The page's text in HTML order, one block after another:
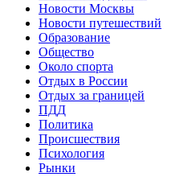
Новости Москвы
Новости путешествий
Образование
Общество
Около спорта
Отдых в России
Отдых за границей
ПДД
Политика
Происшествия
Психология
Рынки